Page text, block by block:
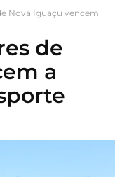
Nova Iguaçu vencem
de
a